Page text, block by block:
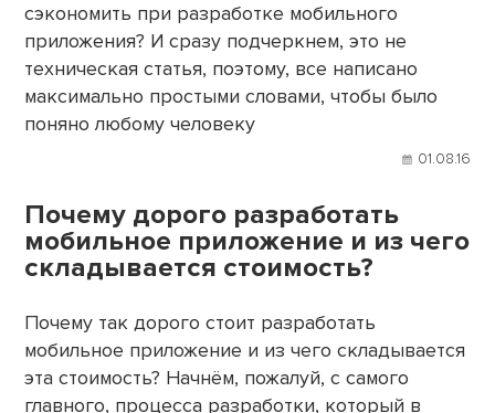
сэкономить при разработке мобильного
приложения? И сразу подчеркнем, это не
техническая статья, поэтому, все написано
максимально простыми словами, чтобы было
поняно любому человеку
01.08.16
Почему дорого разработать
мобильное приложение и из чего
складывается стоимость?
Почему так дорого стоит разработать
мобильное приложение и из чего складывается
эта стоимость? Начнём, пожалуй, с самого
главного, процесса разработки, который в